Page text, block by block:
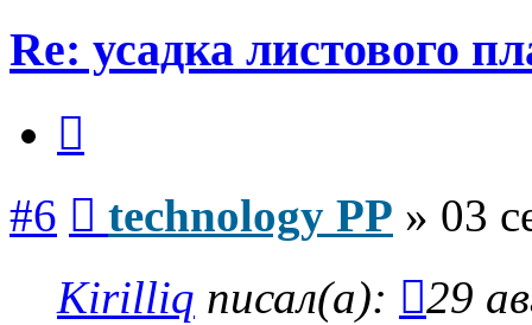
Re: усадка листового
#6 technology PP » 03
Kirilliq писал(а):
29